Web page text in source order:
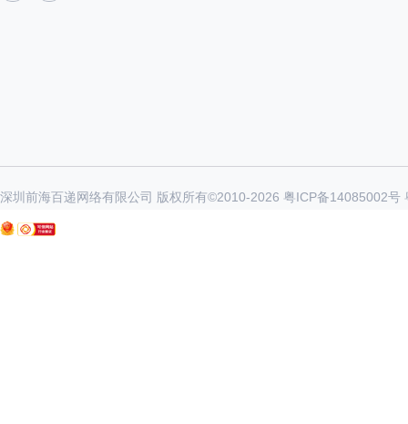
深圳前海百递网络有限公司 版权所有©2010-2026 粤ICP备14085002号